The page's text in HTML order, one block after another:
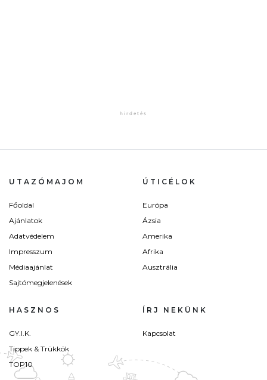
UTAZÓMAJOM
Főoldal
Ajánlatok
Adatvédelem
Impresszum
Médiaajánlat
Sajtómegjelenések
ÚTICÉLOK
Európa
Ázsia
Amerika
Afrika
Ausztrália
HASZNOS
GY.I.K.
Tippek & Trükkök
TOP10
ÍRJ NEKÜNK
Kapcsolat